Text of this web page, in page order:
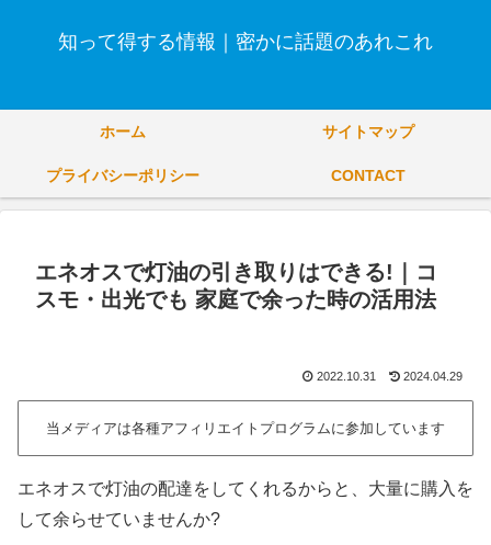
知って得する情報｜密かに話題のあれこれ
ホーム サイトマップ
プライバシーポリシー CONTACT
エネオスで灯油の引き取りはできる!｜コ
スモ・出光でも 家庭で余った時の活用法
2022.10.31 2024.04.29
当メディアは各種アフィリエイトプログラムに参加しています
エネオスで灯油の配達をしてくれるからと、大量に購入を
して余らせていませんか?